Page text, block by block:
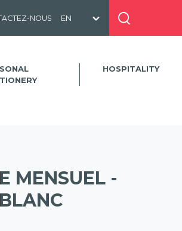
NOUS
HOSPITALITY
MENSUEL -